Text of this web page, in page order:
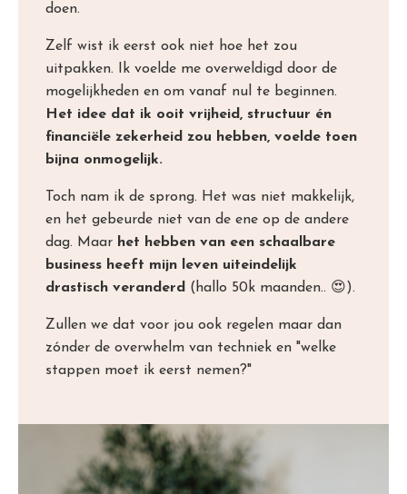
doen.
Zelf wist ik eerst ook niet hoe het zou
uitpakken. Ik voelde me overweldigd door de
mogelijkheden en om vanaf nul te beginnen.
Het idee dat ik ooit vrijheid, structuur én
financiële zekerheid zou hebben, voelde toen
bijna onmogelijk.
Toch nam ik de sprong. Het was niet makkelijk,
en het gebeurde niet van de ene op de andere
dag. Maar het hebben van een schaalbare
business heeft mijn leven uiteindelijk
drastisch veranderd (hallo 50k maanden.. 😍).
Zullen we dat voor jou ook regelen maar dan
zónder de overwhelm van techniek en "welke
stappen moet ik eerst nemen?"